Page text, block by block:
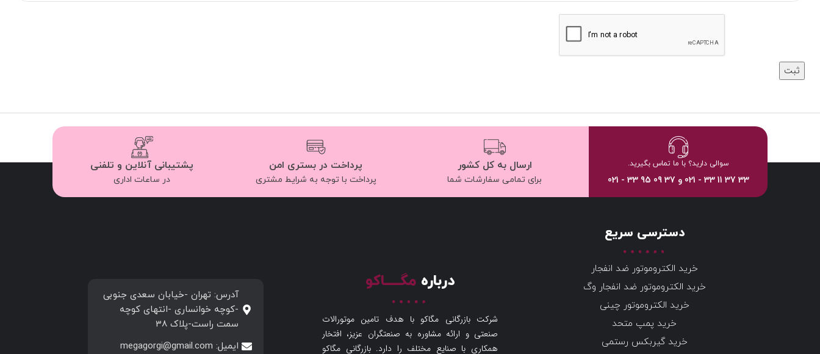
سوالی دارید؟ با ما تماس بگیرید.
33 37 11 33 - 021 و 37 09 95 33 - 021
ارسال به کل کشور
برای تمامی سفارشات شما
پرداخت در بستری امن
پرداخت با توجه به شرایط مشتری
پشتیبانی آنلاین و تلفنی
در ساعات اداری
دسترسی سریع
خرید الکتروموتور ضد انفجار
خرید الکتروموتور ضد انفجار وگ
خرید الکتروموتور چینی
خرید پمپ متحد
خرید گیربکس رستمی
درباره مگـــــاکو
شرکت بازرگانی مگاکو با هدف تامین موتورالات
صنعتی و ارائه مشاوره به صنعتگران عزیز، افتخار
همکاری با صنایع مختلف را دارد. بازرگانی مگاکو
آدرس: تهران -خیابان سعدی جنوبی
-کوچه خوانساری -انتهای کوچه
سمت راست-پلاک 38
ایمیل: megagorgi@gmail.com